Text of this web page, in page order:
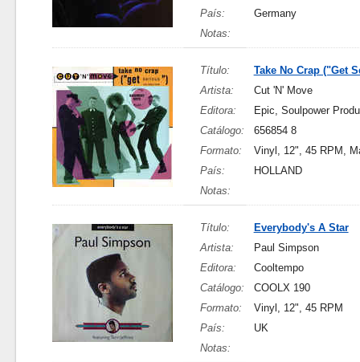
País:
Germany
Notas:
Título:
Take No Crap ("Get
Artista:
Cut 'N' Move
Editora:
Epic, Soulpower
Catálogo:
656854 8
Formato:
Vinyl, 12", 45 RPM,
País:
HOLLAND
Notas:
Título:
Everybody's A Star
Artista:
Paul Simpson
Editora:
Cooltempo
Catálogo:
COOLX 190
Formato:
Vinyl, 12", 45 RPM
País:
UK
Notas: